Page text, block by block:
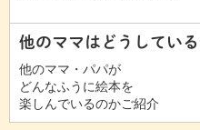
他のママはどうしている
他のママ・パパが
どんなふうに絵本を
楽しんでいるのかご紹介